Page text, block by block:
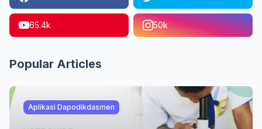
65.4k 50k
Popular Articles
Aplikasi Dapodikdasmen